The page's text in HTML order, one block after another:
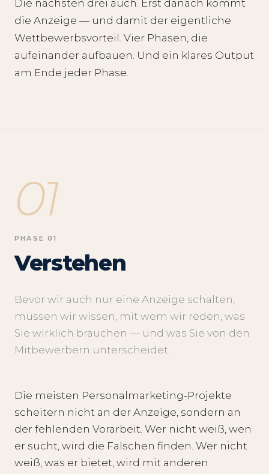
Die nächsten drei auch. Erst danach kommt
die Anzeige — und damit der eigentliche
Wettbewerbsvorteil. Vier Phasen, die
aufeinander aufbauen. Und ein klares Output
am Ende jeder Phase.
01
PHASE 01
Verstehen
Bevor wir auch nur eine Anzeige schalten,
müssen wir wissen, mit wem wir reden, was
Sie wirklich brauchen — und was Sie von den
Mitbewerbern unterscheidet.
Die meisten Personalmarketing-Projekte
scheitern nicht an der Anzeige, sondern an
der fehlenden Vorarbeit. Wer nicht weiß, wen
er sucht, wird die Falschen finden. Wer nicht
weiß, was er bietet, wird mit anderen